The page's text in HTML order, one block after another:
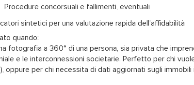
Procedure concorsuali e fallimenti, eventuali
sintetici per una valutazione rapida dell’affidabilità
quando:
fotografia a 360° di una persona, sia privata che
e le interconnessioni societarie. Perfetto per chi
oppure per chi necessita di dati aggiornati sugli